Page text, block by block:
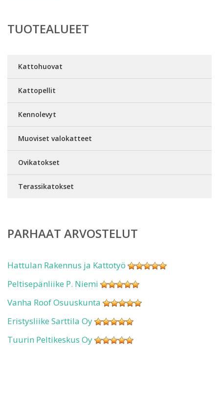
TUOTEALUEET
Kattohuovat
Kattopellit
Kennolevyt
Muoviset valokatteet
Ovikatokset
Terassikatokset
PARHAAT ARVOSTELUT
Hattulan Rakennus ja Kattotyö
Peltisepänliike P. Niemi
Vanha Roof Osuuskunta
Eristysliike Sarttila Oy
Tuurin Peltikeskus Oy